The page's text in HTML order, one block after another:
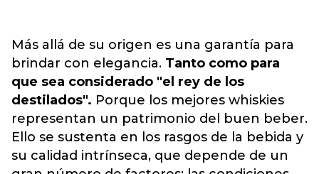
Más allá de su origen es una garantía para
brindar con elegancia. Tanto como para
que sea considerado "el rey de los
destilados". Porque los mejores whiskies
representan un patrimonio del buen beber.
Ello se sustenta en los rasgos de la bebida y
su calidad intrínseca, que depende de un